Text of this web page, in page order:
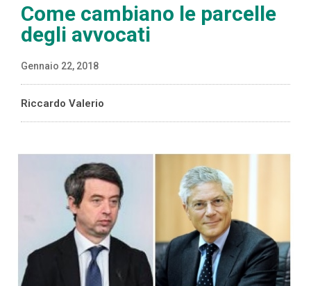
Come cambiano le parcelle
degli avvocati
Gennaio 22, 2018
Riccardo Valerio